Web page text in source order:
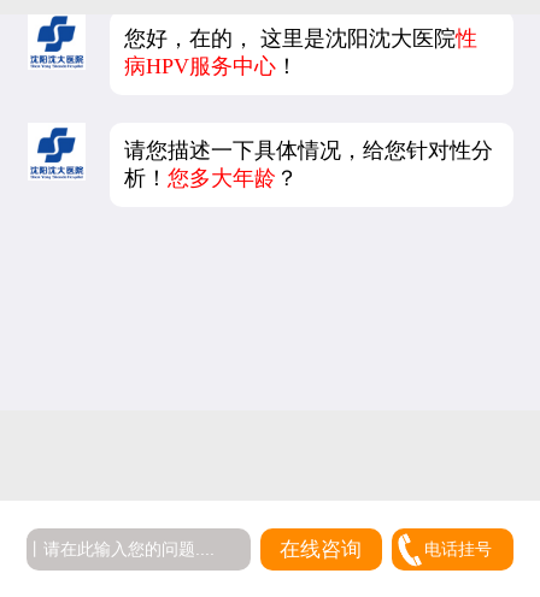
您好，在的， 这里是沈阳沈大医院性
病HPV服务中心 ！
请您描述一下具体情况，给您针对性分
析！您多大年龄 ？
在线咨询 电话挂号